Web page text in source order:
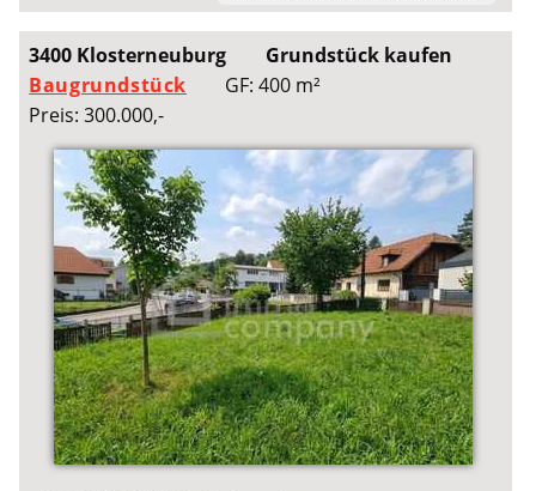
3400 Klosterneuburg
Grundstück kaufen
Baugrundstück
GF: 400 m²
Preis: 300.000,-